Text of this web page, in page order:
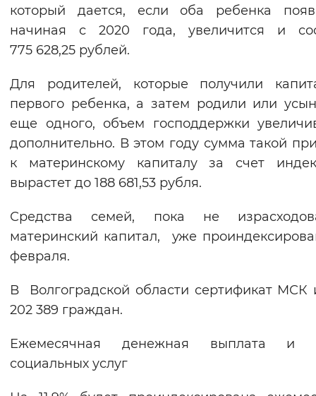
который дается, если оба ребенка
начиная с 2020 года, увеличится и
775 628,25 рублей.
Для родителей, которые получили
первого ребенка, а затем родили или
еще одного, объем господдержки
дополнительно. В этом году сумма такой
к материнскому капиталу за счет
вырастет до 188 681,53 рубля.
Средства семей, пока не
материнский капитал, уже
февраля.
В Волгоградской области сертификат МСК
202 389 граждан.
Ежемесячная денежная выплата и
социальных услуг